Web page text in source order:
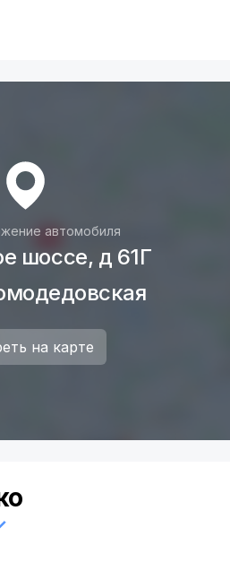
автомобиля
шоссе, д 61Г
на карте